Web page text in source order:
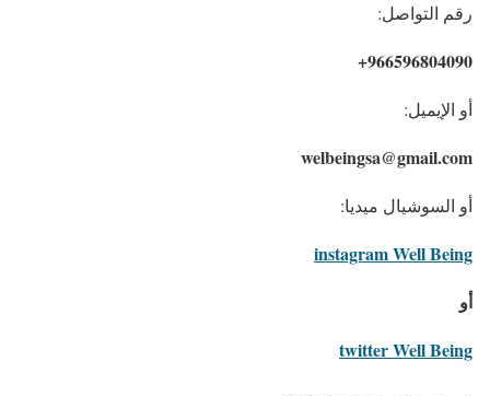
رقم التواصل:
966596804090+
أو الإيميل:
welbeingsa@gmail.com
أو السوشيال ميديا:
instagram Well Being
أو
twitter Well Being